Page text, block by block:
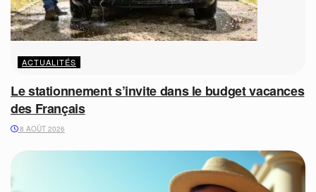
ACTUALITÉS
Le stationnement s’invite dans le budget vacances
des Français
8 AOÛT 2026